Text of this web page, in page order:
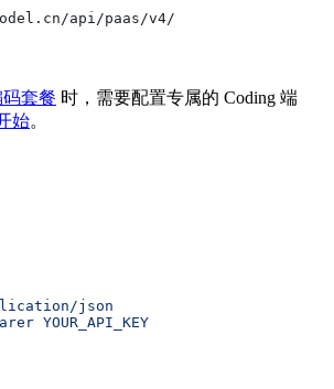
api/paas/v4/
套餐 时，需要配置专属的 Coding 端
始。
json
YOUR_API_KEY